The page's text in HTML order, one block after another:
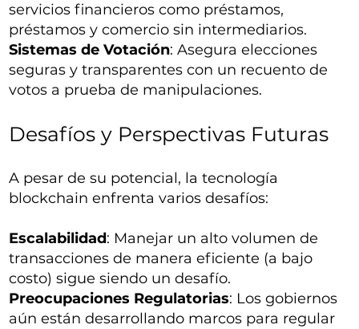
servicios financieros como préstamos,
préstamos y comercio sin intermediarios.
Sistemas de Votación: Asegura elecciones
seguras y transparentes con un recuento de
votos a prueba de manipulaciones.
Desafíos y Perspectivas Futuras
A pesar de su potencial, la tecnología
blockchain enfrenta varios desafíos:
Escalabilidad: Manejar un alto volumen de
transacciones de manera eficiente (a bajo
costo) sigue siendo un desafío.
Preocupaciones Regulatorias: Los gobiernos
aún están desarrollando marcos para regular